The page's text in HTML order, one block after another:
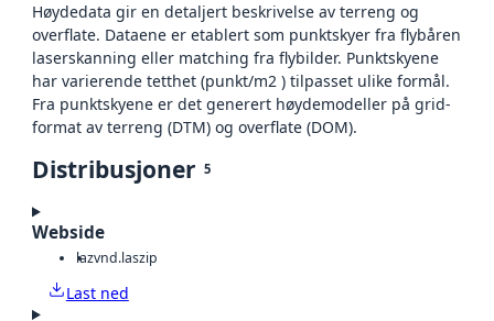
Høydedata gir en detaljert beskrivelse av terreng og
overflate. Dataene er etablert som punktskyer fra flybåren
laserskanning eller matching fra flybilder. Punktskyene
har varierende tetthet (punkt/m2 ) tilpasset ulike formål.
Fra punktskyene er det generert høydemodeller på grid-
format av terreng (DTM) og overflate (DOM).
Distribusjoner 5
Webside
lazvnd.laszip
Last ned